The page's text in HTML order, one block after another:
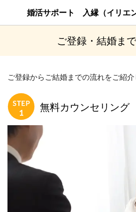
婚活サポート 入縁（イリエン
ご登録・結婚ま
ご登録からご結婚までの流れをご紹介
無料カウンセリング